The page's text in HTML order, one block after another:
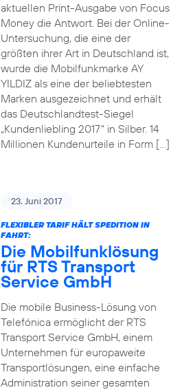
aktuellen Print-Ausgabe von Focus
Money die Antwort. Bei der Online-
Untersuchung, die eine der
größten ihrer Art in Deutschland ist,
wurde die Mobilfunkmarke AY
YILDIZ als eine der beliebtesten
Marken ausgezeichnet und erhält
das Deutschlandtest-Siegel
„Kundenliebling 2017“ in Silber. 14
Millionen Kundenurteile in Form […]
23. Juni 2017
FLEXIBLER TARIF HÄLT SPEDITION IN
FAHRT:
Die Mobilfunklösung
für RTS Transport
Service GmbH
Die mobile Business-Lösung von
Telefónica ermöglicht der RTS
Transport Service GmbH, einem
Unternehmen für europaweite
Transportlösungen, eine einfache
Administration seiner gesamten